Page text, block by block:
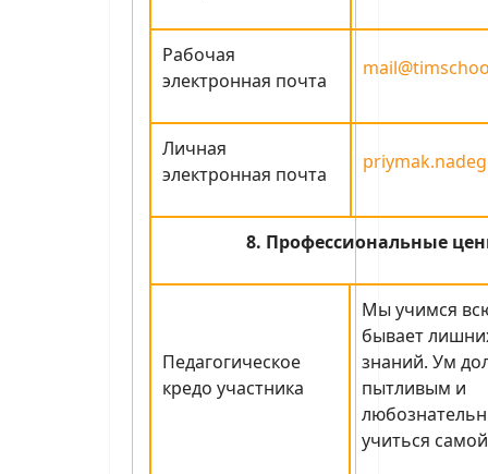
Рабочая
электронная почта
Личная
электронная почта
8. Профессиональные
Педагогическое
кредо участника
Мы учимся
бывает
знаний. Ум
пытливым и
учиться